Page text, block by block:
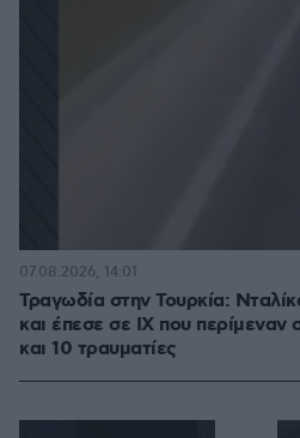
Τραγωδία στην Τουρκία:
και έπεσε σε ΙΧ που
και 10 τραυματίες
07.08.2026, 14:01